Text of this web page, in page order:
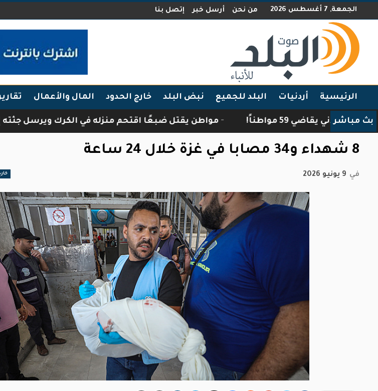
الجمعة, 7 أغسطس 2026 من نحن أرسل خبر إتصل بنا
الرئيسية أردنيات البلد للجميع نبض البلد خارج الحدود المال والأعمال
بث مباشر
يقاضي 59 مواطناً! مواطن يقتل ضبعًا اقتحم منزله في الكرك ويرسل جثته إلى
8 شهداء و34 مصابا في غزة خلال 24 ساعة
في 9 يونيو 2026